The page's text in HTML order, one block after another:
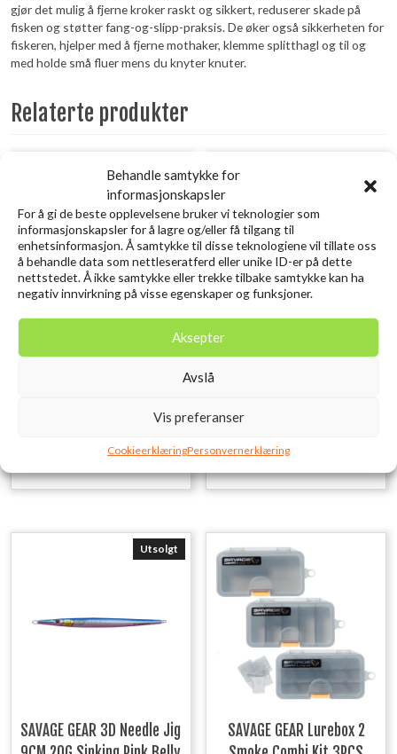
Behandle samtykke for
informasjonskapsler
For å gi de beste opplevelsene bruker vi teknologier som
informasjonskapsler for å lagre og/eller få tilgang til
enhetsinformasjon. Å samtykke til disse teknologiene vil tillate oss
å behandle data som nettleseratferd eller unike ID-er på dette
nettstedet. Å ikke samtykke eller trekke tilbake samtykke kan ha
negativ innvirkning på visse egenskaper og funksjoner.
Aksepter
Avslå
Vis preferanser
CookieerklæringPersonvernerklæring
gjør det mulig å fjerne kroker raskt og sikkert, reduserer skade på
fisken og støtter fang-og-slipp-praksis. De øker også sikkerheten for
fiskeren, hjelper med å fjerne mothaker, klemme splitthagl og til og
med holde små fluer mens du knyter knuter.
Relaterte produkter
Utsolgt
SAVAGE GEAR 3D Needle Jig
inkl. MVA.
Legg i ønskelisten
Utsolgt
SAVAGE GEAR 3D Needle Jig
SAVAGE GEAR Lurebox 2